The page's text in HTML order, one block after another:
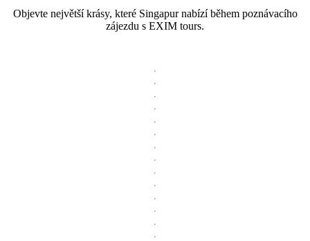
Objevte největší krásy, které Singapur nabízí během poznávacího
zájezdu s EXIM tours.